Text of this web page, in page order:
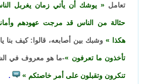
تعامل يوشك أن يأتي زمان يغربل
حثالة من الناس قد مرجت عهودهم
هكذا وشبك بين أصابعه، قالوا: كيف بنا
تأخذون ما تعرفون -ما هو معروف في
تنكرون وتقبلون على أمر خاصتكم .